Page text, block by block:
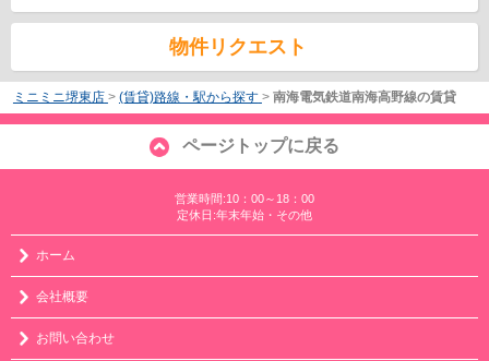
物件リクエスト
ミニミニ堺東店 > (賃貸)路線・駅から探す > 南海電気鉄道南海高野線の賃貸
ページトップに戻る
営業時間:10：00～18：00
定休日:年末年始・その他
ホーム
会社概要
お問い合わせ